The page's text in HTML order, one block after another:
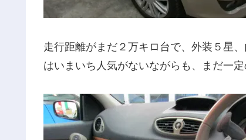
走行距離がまだ２万キロ台で、外装５星
はいまいち人気がないながらも、まだ一